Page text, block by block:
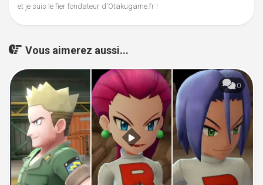
et je suis le fier fondateur d'Otakugame.fr !
Vous aimerez aussi...
0